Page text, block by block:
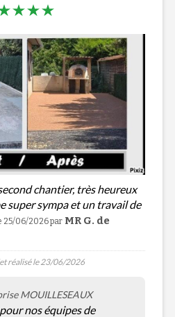
chantier, très heureux
super sympa et un travail de
25/06/2026par MR G. de
réalisé le 23/06/2026
MOUILLESEAUX
nos équipes de